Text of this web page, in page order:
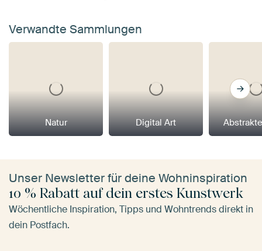
Verwandte Sammlungen
Natur Digital Art
Unser Newsletter für deine Wohninspiration
10 % Rabatt auf dein erstes Kunstwerk
Wöchentliche Inspiration, Tipps und Wohntrends direkt in
dein Postfach.